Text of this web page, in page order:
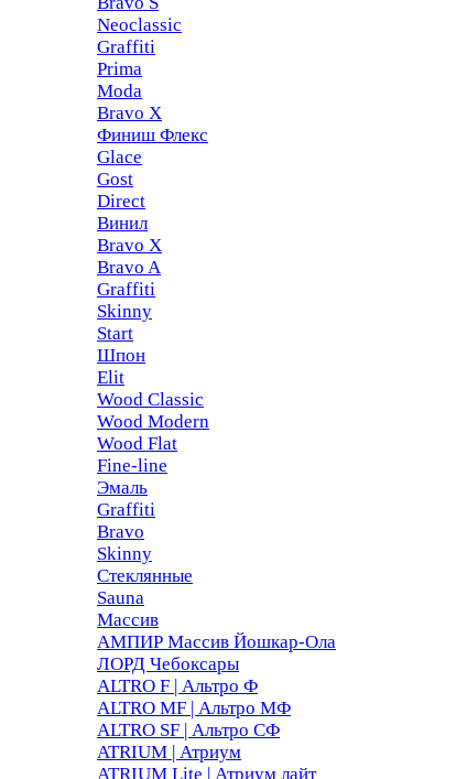
Neoclassic
Graffiti
Prima
Moda
Bravo X
Финиш Флекс
Glace
Gost
Direct
Винил
Bravo X
Bravo A
Graffiti
Skinny
Start
Шпон
Elit
Wood Classic
Wood Modern
Wood Flat
Fine-line
Эмаль
Graffiti
Bravo
Skinny
Стеклянные
Sauna
Массив
АМПИР Массив Йошкар-Ола
ЛОРД Чебоксары
ALTRO F | Альтро Ф
ALTRO MF | Альтро МФ
ALTRO SF | Альтро СФ
ATRIUM | Атриум
ATRIUM Lite | Атриум лайт